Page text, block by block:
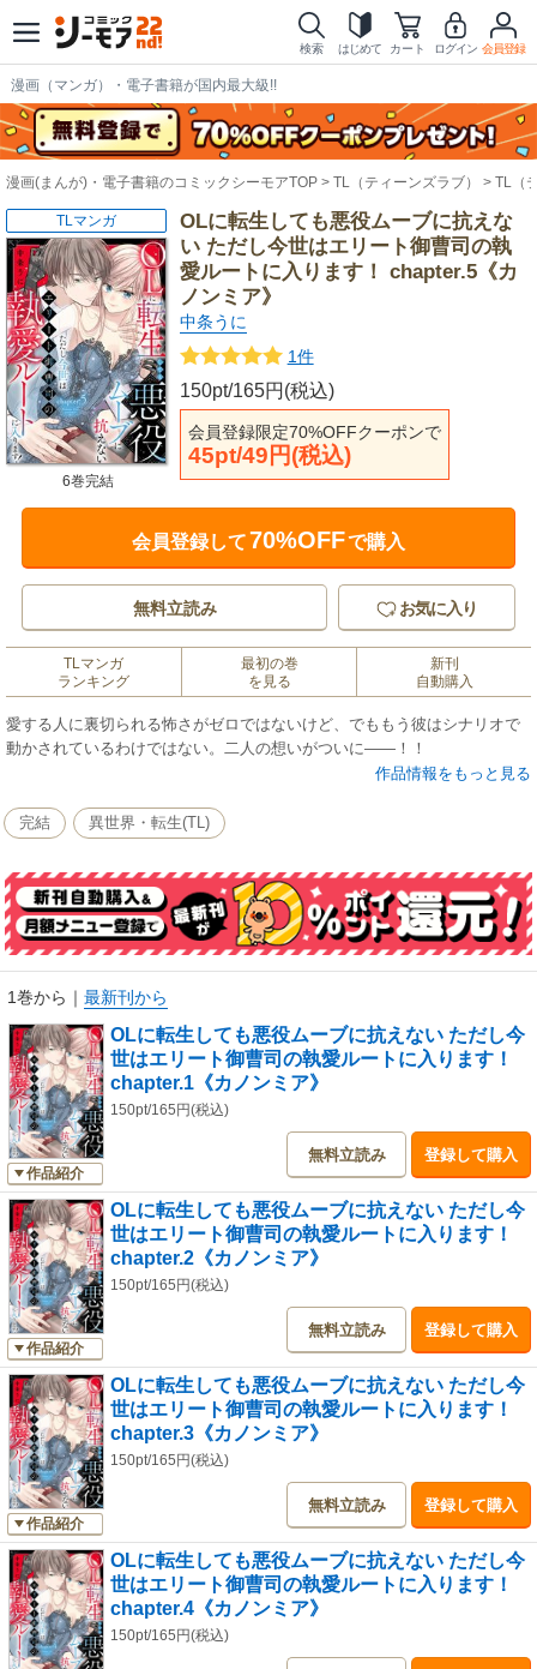
検索 はじめて カート ログイン 会員登録
漫画（マンガ）・電子書籍が国内最大級!!
漫画(まんが)・電子書籍のコミックシーモアTOP TL（ティーンズラブ） TL（
OLに転生しても悪役ムーブに抗えな
い ただし今世はエリート御曹司の執
愛ルートに入ります！ chapter.5《カ
ノンミア》
中条うに
1件
150pt/165円(税込)
会員登録限定70%OFFクーポンで
45pt/49円(税込)
TLマンガ
6巻完結
会員登録して70%OFFで購入
無料立読み お気に入り
TLマンガ
ランキング
最初の巻
を見る
新刊
自動購入
愛する人に裏切られる怖さがゼロではないけど、でももう彼はシナリオで
動かされているわけではない。二人の想いがついに――！！
作品情報をもっと見る
完結 異世界・転生(TL)
1巻から ｜ 最新刊から
作品紹介
OLに転生しても悪役ムーブに抗えない ただし今
世はエリート御曹司の執愛ルートに入ります！
chapter.1《カノンミア》
150pt/165円(税込)
無料立読み 登録して購入
作品紹介
OLに転生しても悪役ムーブに抗えない ただし今
世はエリート御曹司の執愛ルートに入ります！
chapter.2《カノンミア》
150pt/165円(税込)
無料立読み 登録して購入
作品紹介
OLに転生しても悪役ムーブに抗えない ただし今
世はエリート御曹司の執愛ルートに入ります！
chapter.3《カノンミア》
150pt/165円(税込)
無料立読み 登録して購入
OLに転生しても悪役ムーブに抗えない ただし今
世はエリート御曹司の執愛ルートに入ります！
chapter.4《カノンミア》
150pt/165円(税込)